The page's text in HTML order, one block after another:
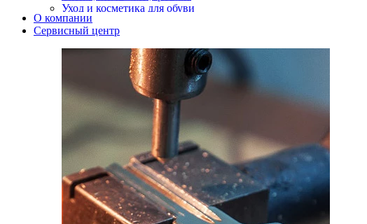
Уход и косметика для обуви
Кнопки (магнитые,кобурные)
Пряжки для ремня
О компании
Сервисный центр